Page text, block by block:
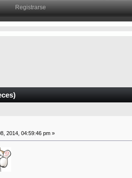
Registrarse
2014, 04:59:46 pm »